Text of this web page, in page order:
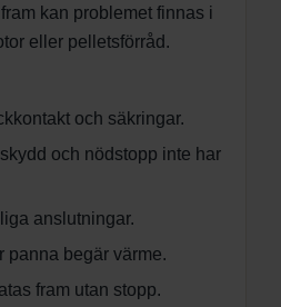
kan problemet finnas i
eller pelletsförråd.
och säkringar.
och nödstopp inte har
anslutningar.
panna begär värme.
fram utan stopp.